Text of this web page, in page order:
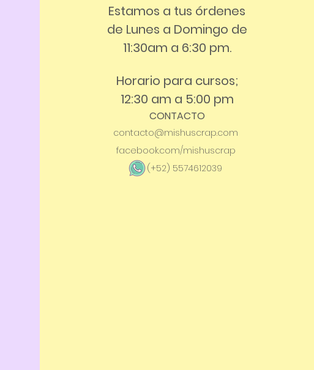
Estamos a tus órdenes
de Lunes a Domingo de
11:30am a 6:30 pm.
Horario para cursos;
12:30 am a 5:00 pm
CONTACTO
contacto@mishuscrap.com
facebook.com/mishuscrap
(+52) 5574612039